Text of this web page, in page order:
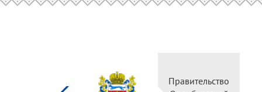
Министерство
культуры